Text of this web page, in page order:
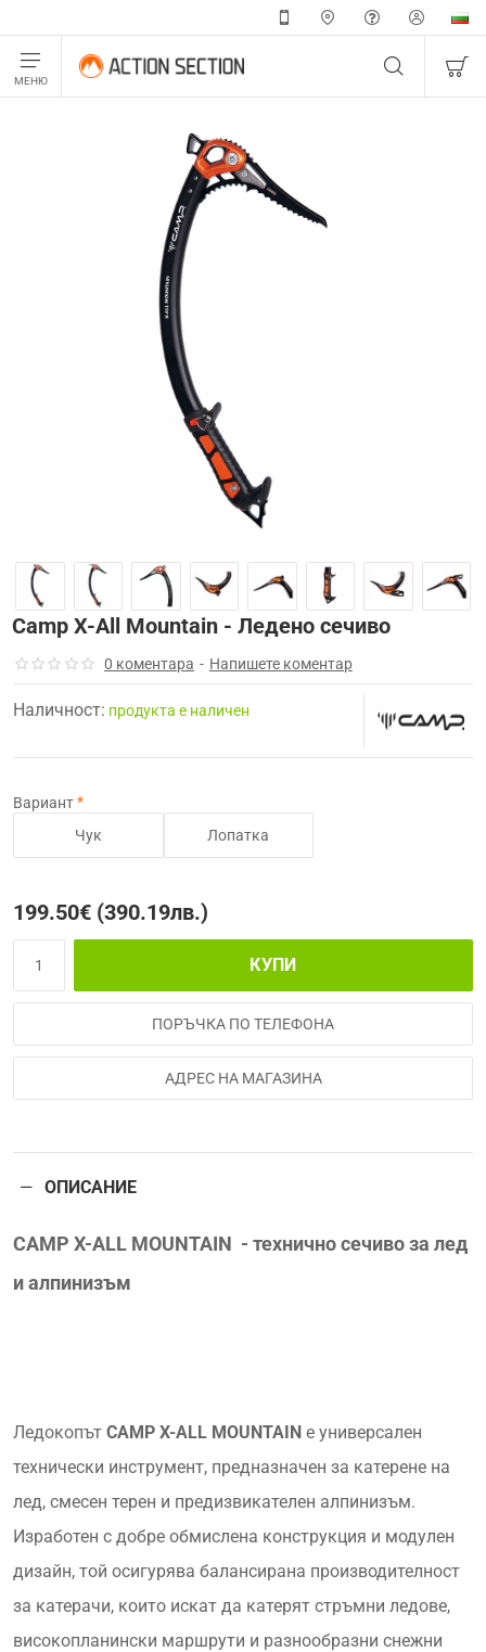
Camp X-All Mountain - Ледено сечиво
Наличност: продуктa е наличен
0 коментара - Напишете коментар
199.50€ (390.19лв.)
Вариант
Чук
Лопатка
КУПИ
ОПИСАНИЕ
CAMP X-ALL MOUNTAIN - технично сечиво за лед
и алпинизъм
Ледокопът CAMP X-ALL MOUNTAIN е универсален
технически инструмент, предназначен за катерене на
лед, смесен терен и предизвикателен алпинизъм.
Изработен с добре обмислена конструкция и модулен
дизайн, той осигурява балансирана производителност
за катерачи, които искат да катерят стръмни ледове,
високопланински маршрути и разнообразни снежни
ПОРЪЧКА ПО ТЕЛЕФОНА
АДРЕС НА МАГАЗИНА